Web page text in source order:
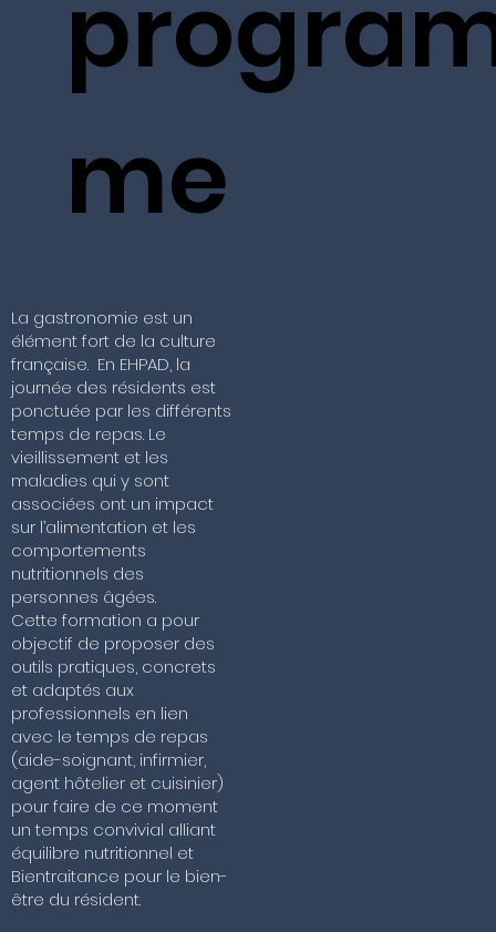
me
La gastronomie est un
élément fort de la culture
française. En EHPAD, la
journée des résidents est
ponctuée par les différents
temps de repas. Le
vieillissement et les
maladies qui y sont
associées ont un impact
sur l’alimentation et les
comportements
nutritionnels des
personnes âgées.
Cette formation a pour
objectif de proposer des
outils pratiques, concrets
et adaptés aux
professionnels en lien
avec le temps de repas
(aide-soignant, infirmier,
agent hôtelier et cuisinier)
pour faire de ce moment
un temps convivial alliant
équilibre nutritionnel et
Bientraitance pour le bien-
être du résident.